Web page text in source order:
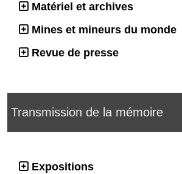
Matériel et archives
Mines et mineurs du monde
Revue de presse
Transmission de la mémoire
Expositions